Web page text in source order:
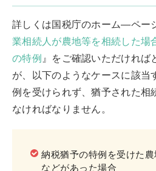
詳しくは国税庁のホーム―ペー
業相続人が農地等を相続した場
の特例』をご確認いただければ
が、以下のようなケースに該当
例を受けられず、猶予された相
なければなりません。
納税猶予の特例を受けた
などがあった場合